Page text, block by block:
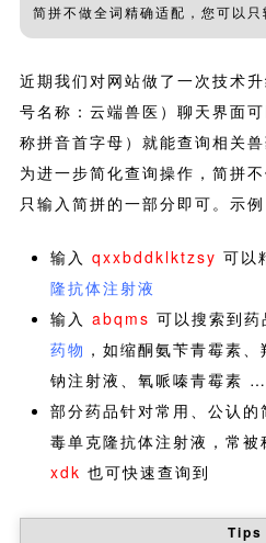
简拼不做全词精确适配，您可以只
近期我们对网站做了一次技术
号名称：云端兽医）聊天界面
称拼音首字母）就能查询相关
为进一步简化查询操作，简拼
只输入简拼的一部分即可。示例
输入 qxxbddklktzsy 可以
隆抗体注射液
输入 abqms 可以搜索到药
药物 ，如缩酮氨苄青霉素
钠注射液、氧哌嗪青霉素
部分药品针对常用、公认
毒单克隆抗体注射液，常被
xdk 也可快速查询到
Tips